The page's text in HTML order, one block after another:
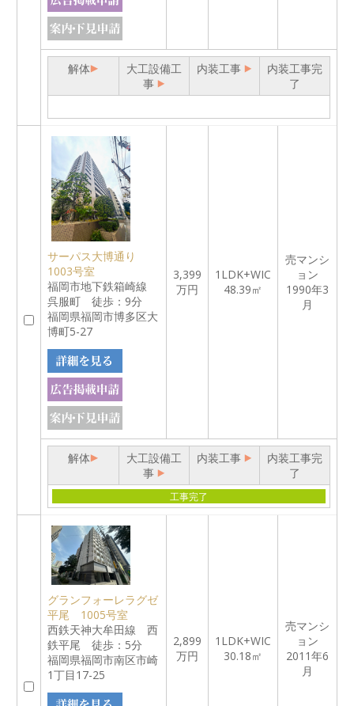
解体
大工設備工
事
内装工事
内装工事完
了
サーパス大博通り
1003号室
福岡市地下鉄箱崎線
呉服町 徒歩：9分
福岡県福岡市博多区大
博町5-27
3,399
万円
1LDK+WIC
48.39㎡
売マンシ
ョン
1990年3
月
解体
大工設備工
事
内装工事
内装工事完
了
工事完了
グランフォーレラグゼ
平尾 1005号室
西鉄天神大牟田線 西
鉄平尾 徒歩：5分
福岡県福岡市南区市崎
1丁目17-25
2,899
万円
1LDK+WIC
30.18㎡
売マンシ
ョン
2011年6
月